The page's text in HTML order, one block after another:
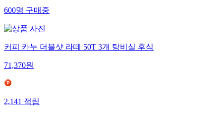
600명구매중
커피 카누 더블샷 라떼 50T 3개 탕비실 후식
71,370원
2,141적립